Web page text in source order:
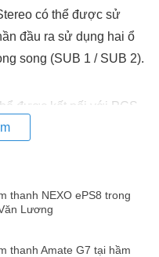
có thể được sử
đầu ra sử dụng hai ổ
song (SUB 1 / SUB 2).
được kết nối với PCS-
nguồn được thực hiện
thành 1 moldun rất phù
cưới ngoài trời.
thanh NEXO ePS8 trong
Lương
thanh Amate G7 tại hầm